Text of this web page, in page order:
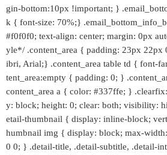
gin-bottom:10px !important; }
k { font-size: 70%;}
#f0f0f0; text-align: center; margin: 0px
yle*/ .content_area { padding: 23px
ibri, Arial;} .content_area table td { font-
tent_area:empty { padding: 0; }
content_area a { color: #337ffe; }
y: block; height: 0; clear: both; visibility:
etail-thumbnail { display: inline-block;
humbnail img { display: block; max-
0 0; } .detail-title, .detail-subtitle, .detail-